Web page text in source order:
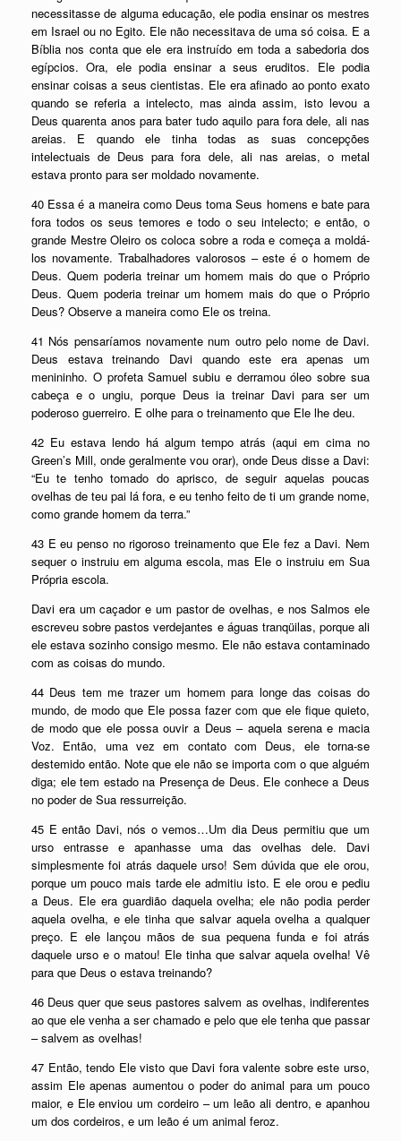
necessitasse de alguma educação, ele podia ensinar os mestres
em Israel ou no Egito. Ele não necessitava de uma só coisa. E a
Bíblia nos conta que ele era instruído em toda a sabedoria dos
egípcios. Ora, ele podia ensinar a seus eruditos. Ele podia
ensinar coisas a seus cientistas. Ele era afinado ao ponto exato
quando se referia a intelecto, mas ainda assim, isto levou a
Deus quarenta anos para bater tudo aquilo para fora dele, ali nas
areias. E quando ele tinha todas as suas concepções
intelectuais de Deus para fora dele, ali nas areias, o metal
estava pronto para ser moldado novamente.
40 Essa é a maneira como Deus toma Seus homens e bate para
fora todos os seus temores e todo o seu intelecto; e então, o
grande Mestre Oleiro os coloca sobre a roda e começa a moldá-
los novamente. Trabalhadores valorosos – este é o homem de
Deus. Quem poderia treinar um homem mais do que o Próprio
Deus. Quem poderia treinar um homem mais do que o Próprio
Deus? Observe a maneira como Ele os treina.
41 Nós pensaríamos novamente num outro pelo nome de Davi.
Deus estava treinando Davi quando este era apenas um
menininho. O profeta Samuel subiu e derramou óleo sobre sua
cabeça e o ungiu, porque Deus ia treinar Davi para ser um
poderoso guerreiro. E olhe para o treinamento que Ele lhe deu.
42 Eu estava lendo há algum tempo atrás (aqui em cima no
Green’s Mill, onde geralmente vou orar), onde Deus disse a Davi:
“Eu te tenho tomado do aprisco, de seguir aquelas poucas
ovelhas de teu pai lá fora, e eu tenho feito de ti um grande nome,
como grande homem da terra.”
43 E eu penso no rigoroso treinamento que Ele fez a Davi. Nem
sequer o instruiu em alguma escola, mas Ele o instruiu em Sua
Própria escola.
Davi era um caçador e um pastor de ovelhas, e nos Salmos ele
escreveu sobre pastos verdejantes e águas tranqüilas, porque ali
ele estava sozinho consigo mesmo. Ele não estava contaminado
com as coisas do mundo.
44 Deus tem me trazer um homem para longe das coisas do
mundo, de modo que Ele possa fazer com que ele fique quieto,
de modo que ele possa ouvir a Deus – aquela serena e macia
Voz. Então, uma vez em contato com Deus, ele torna-se
destemido então. Note que ele não se importa com o que alguém
diga; ele tem estado na Presença de Deus. Ele conhece a Deus
no poder de Sua ressurreição.
45 E então Davi, nós o vemos…Um dia Deus permitiu que um
urso entrasse e apanhasse uma das ovelhas dele. Davi
simplesmente foi atrás daquele urso! Sem dúvida que ele orou,
porque um pouco mais tarde ele admitiu isto. E ele orou e pediu
a Deus. Ele era guardião daquela ovelha; ele não podia perder
aquela ovelha, e ele tinha que salvar aquela ovelha a qualquer
preço. E ele lançou mãos de sua pequena funda e foi atrás
daquele urso e o matou! Ele tinha que salvar aquela ovelha! Vê
para que Deus o estava treinando?
46 Deus quer que seus pastores salvem as ovelhas, indiferentes
ao que ele venha a ser chamado e pelo que ele tenha que passar
– salvem as ovelhas!
47 Então, tendo Ele visto que Davi fora valente sobre este urso,
assim Ele apenas aumentou o poder do animal para um pouco
maior, e Ele enviou um cordeiro – um leão ali dentro, e apanhou
um dos cordeiros, e um leão é um animal feroz.